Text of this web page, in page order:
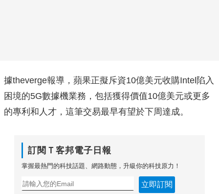
據theverge報導，蘋果正擬斥資10億美元收購Intel陷入
困境的5G數據機業務，包括獲得價值10億美元或更多
的專利和人才，這筆交易最早有望於下周達成。
訂閱Ｔ客邦電子日報
掌握最熱門的科技話題、網路動態，升級你的科技原力！
立即訂閱